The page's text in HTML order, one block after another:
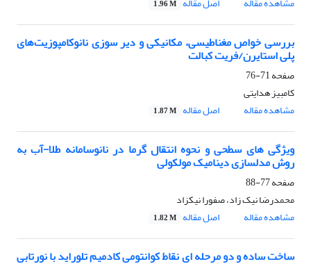
1.96 M
بررسی خواص مغناطیسی، مکانیکی و دیر سوزی نانوکامپوزیت‌های
پلی استایرن/فریت کبالت
صفحه71-76
کامبیز هدایتی
مشاهده مقاله
اصل مقاله 1.87 M
ویژگی های سطحی و نحوه انتقال گرما در نانوسامانه طلا-آب به
روش مدلسازی دینامیک مولکولی
صفحه77-88
محمدرضا نیک زاد، صفورا نیکزاد
مشاهده مقاله
اصل مقاله 1.82 M
ساخت ساده و دو مرحله ای نقاط کوانتومی کادمیم تلوراید با نورتابی